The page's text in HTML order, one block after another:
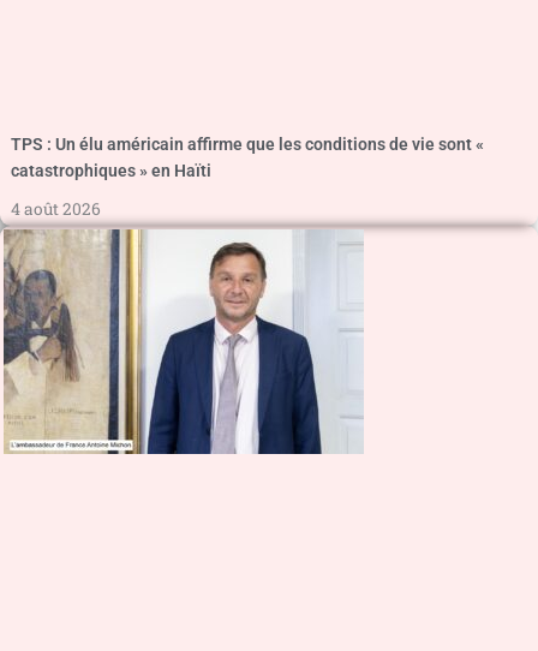
TPS : Un élu américain affirme que les conditions de vie sont «
catastrophiques » en Haïti
4 août 2026